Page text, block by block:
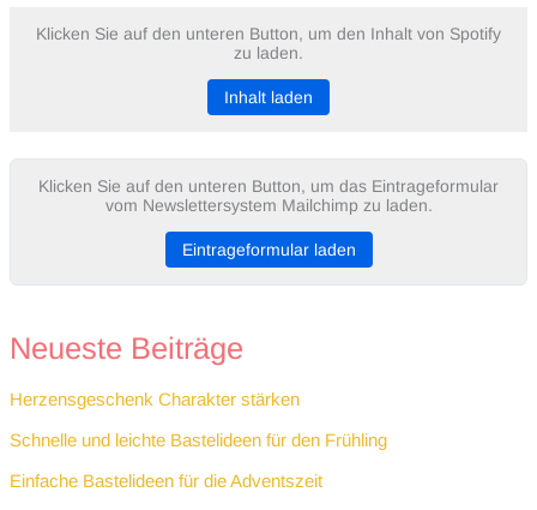
Klicken Sie auf den unteren Button, um den Inhalt von Spotify
zu laden.
Inhalt laden
Klicken Sie auf den unteren Button, um das Eintrageformular
vom Newslettersystem Mailchimp zu laden.
Eintrageformular laden
Neueste Beiträge
Herzensgeschenk Charakter stärken
Schnelle und leichte Bastelideen für den Frühling
Einfache Bastelideen für die Adventszeit